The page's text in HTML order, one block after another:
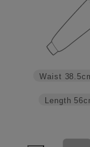
Length
Waist